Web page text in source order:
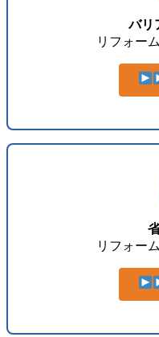
バリ
リフォー
リフォー